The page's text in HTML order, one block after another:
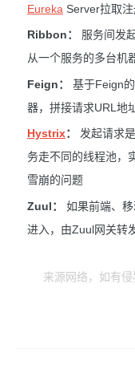
Eureka Server拉取
Ribbon：
服务间发
从一个服务的多台机
Feign：
基于Feign
器，拼接请求URL地
Hystrix： 发起请求
务走不同的线程池，
雪崩的问题
Zuul：
如果前端、
进入，由Zuul网关转
来源网络，如有